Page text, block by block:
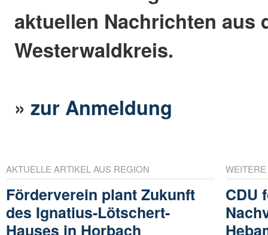
aktuellen Nachrichten aus
Westerwaldkreis.
»zur Anmeldung
AKTUELLE ARTIKEL AUS REGION
Förderverein plant Zukunft
des Ignatius-Lötschert-
Hauses in Horbach
CDU